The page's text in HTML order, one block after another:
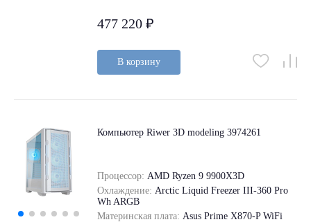
477 220 ₽
В корзину
Компьютер Riwer 3D modeling 3974261
Процессор: AMD Ryzen 9 9900X3D
Охлаждение: Arctic Liquid Freezer III-360 Pro
Wh ARGB
Материнская плата: Asus Prime X870-P WiFi